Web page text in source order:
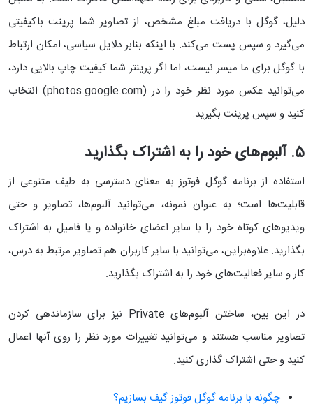
دلیل، گوگل با دریافت مبلغ مشخص، از تصاویر شما پرینت باکیفیتی
می‌گیرد و سپس پست می‌کند. با اینکه بنابر دلایل سیاسی، امکان ارتباط
با گوگل برای ما میسر نیست، اما اگر پرینتر شما کیفیت چاپ بالایی دارد،
می‌‌توانید عکس مورد نظر خود را در (photos.google.com) انتخاب
کنید و سپس پرینت بگیرید.
5. آلبوم‌های خود را به اشتراک بگذارید
استفاده از برنامه گوگل فوتوز به معنای دسترسی به طیف متنوعی از
قابلیت‌ها است؛ به عنوان نمونه، می‌توانید آلبوم‌ها، تصاویر و حتی
ویدیوهای کوتاه خود را با سایر اعضای خانواده و یا فامیل به اشتراک
بگذارید. علاوه‌براین، می‌توانید با سایر کاربران هم تصاویر مرتبط به درس،
کار و سایر فعالیت‌های خود را به اشتراک بگذارید.
در این بین، ساختن آلبوم‌های Private نیز برای سازماندهی کردن
تصاویر مناسب هستند و می‌توانید تغییرات مورد نظر را روی آنها اعمال
کنید و حتی اشتراک گذاری کنید.
چگونه با برنامه گوگل فوتوز گیف بسازیم؟